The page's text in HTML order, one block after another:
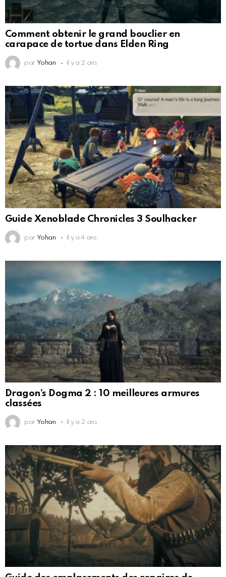
Comment obtenir le grand bouclier en
carapace de tortue dans Elden Ring
par Yohan il y a 2 ans
Guide Xenoblade Chronicles 3 Soulhacker
par Yohan il y a 4 ans
Dragon’s Dogma 2 : 10 meilleures armures
classées
par Yohan il y a 2 ans